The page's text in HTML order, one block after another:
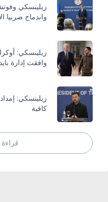
زيلينسكي
واندماج صربيا
زيلينسكي:
وافقت إدارة بايدن
زيلينسكي:
كافية
قراءة